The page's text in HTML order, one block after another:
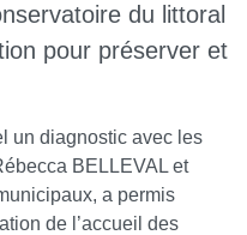
du littoral
pour préserver et
un diagnostic avec les
BELLEVAL et
a permis
de l’accueil des